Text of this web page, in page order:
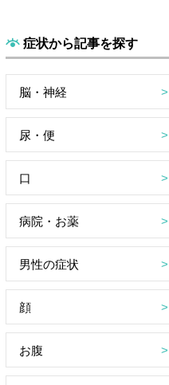
症状から記事を探す
脳・神経
尿・便
口
病院・お薬
男性の症状
顔
お腹